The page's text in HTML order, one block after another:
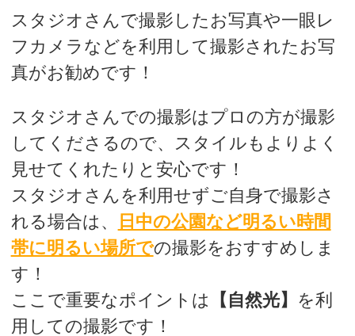
スタジオさんで撮影したお写真や一眼レ
フカメラなどを利用して撮影されたお写
真がお勧めです！
スタジオさんでの撮影はプロの方が撮影
してくださるので、スタイルもよりよく
見せてくれたりと安心です！
スタジオさんを利用せずご自身で撮影さ
れる場合は、
日中の公園など明るい時間
帯に明るい場所での撮影をおすすめしま
す！
ここで重要なポイントは
【自然光】 を利
用しての撮影です！